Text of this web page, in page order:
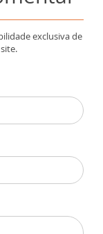
exclusiva de